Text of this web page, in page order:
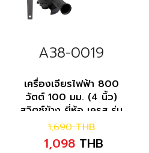
A38-0019
เครื่องเจียรไฟฟ้า 800
วัตต์ 100 มม. (4 นิ้ว)
สวิตช์ข้าง ยี่ห้อ เครส รุ่น
KU709
1,690 THB
1,098 THB